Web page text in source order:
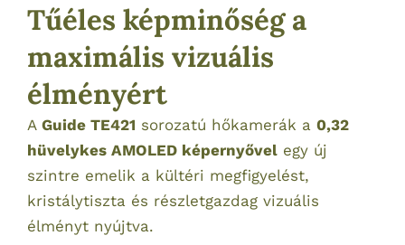
Tűéles képminőség a
maximális vizuális
élményért
A Guide TE421 sorozatú hőkamerák a 0,32
hüvelykes AMOLED képernyővel egy új
szintre emelik a kültéri megfigyelést,
kristálytiszta és részletgazdag vizuális
élményt nyújtva.